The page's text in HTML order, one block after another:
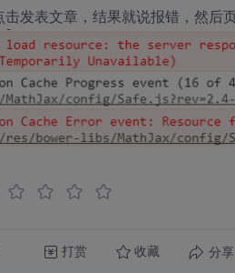
击发表文章，结果就说报错，然后
打赏 收藏 分享